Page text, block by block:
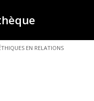
EN RELATIONS